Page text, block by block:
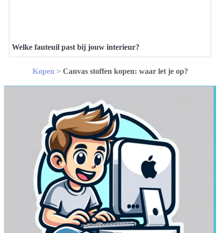
Welke fauteuil past bij jouw interieur?
Kopen > Canvas stoffen kopen: waar let je op?